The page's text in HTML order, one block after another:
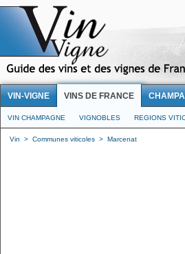
VIN-VIGNE VINS DE FRANCE
VIN CHAMPAGNE VIGNOBLES REGIONS
Vin > Communes viticoles > Marcenat